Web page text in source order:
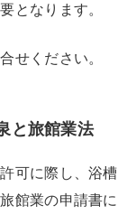
となります。
せください。
と旅館業法
可に際し、浴
館業の申請書